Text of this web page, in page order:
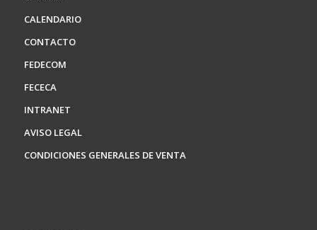
CALENDARIO
CONTACTO
FEDECOM
FECECA
INTRANET
AVISO LEGAL
CONDICIONES GENERALES DE VENTA